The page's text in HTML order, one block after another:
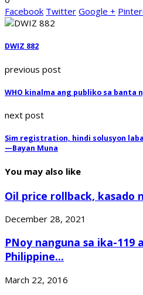
Facebook Twitter Google +
DWIZ 882
previous post
WHO kinalma ang publiko sa banta
next post
Sim registration, hindi solusyon
—Bayan Muna
You may also like
Oil price rollback, kasado
December 28, 2021
PNoy nanguna sa ika-119
Philippine...
March 22, 2016